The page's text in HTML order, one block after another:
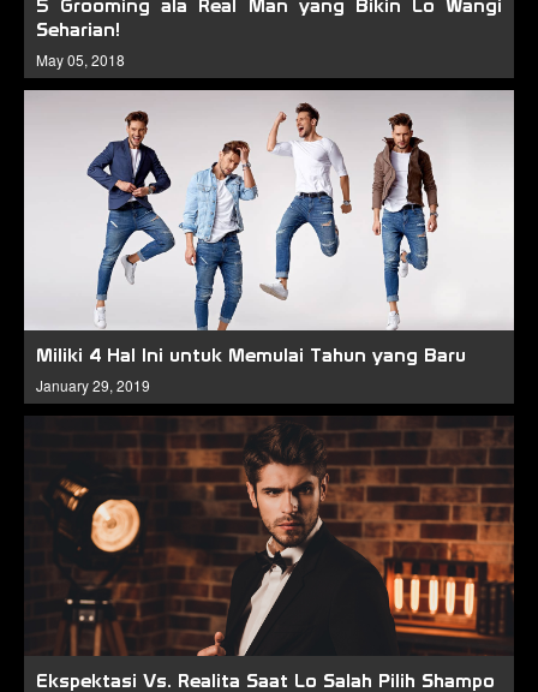
Seharian!
May 05, 2018
Miliki 4 Hal Ini untuk Memulai Tahun yang Baru
January 29, 2019
Ekspektasi Vs. Realita Saat Lo Salah Pilih Shampo